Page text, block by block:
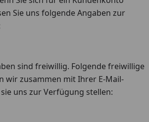
Sie uns folgende Angaben zur
sind freiwillig. Folgende freiwillige
wir zusammen mit Ihrer E-Mail-
uns zur Verfügung stellen: